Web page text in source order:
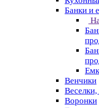
Банки и
Венчики
Веселки,
Воронки